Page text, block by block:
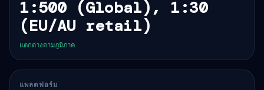
1:500 (Global), 1:30
(EU/AU retail)
แตกต่างตามภูมิภาค
แพลตฟอร์ม